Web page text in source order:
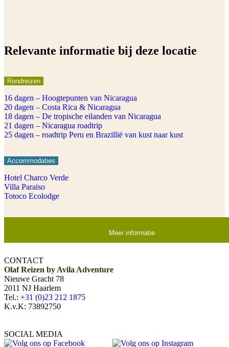
Relevante informatie bij deze locatie
Rondreizen
16 dagen – Hoogtepunten van Nicaragua
20 dagen – Costa Rica & Nicaragua
18 dagen – De tropische eilanden van Nicaragua
21 dagen – Nicaragua roadtrip
25 dagen – roadtrip Peru en Brazillië van kust naar kust
Accommodaties
Hotel Charco Verde
Villa Paraiso
Totoco Ecolodge
Meer informatie
CONTACT
Olaf Reizen by Avila Adventure
Nieuwe Gracht 78
2011 NJ Haarlem
Tel.: +31 (0)23 212 1875
K.v.K: 73892750
SOCIAL MEDIA